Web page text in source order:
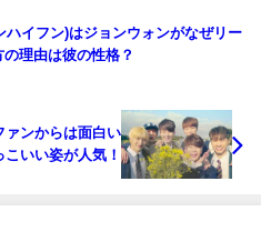
ハイフン)はジョンウォンがなぜリー
理由は彼の性格？
ァンからは面白い
こいい姿が人気！